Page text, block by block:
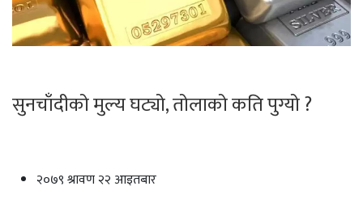
सुनचाँदीको मुल्य घट्यो, तोलाको कति पुग्यो ?
२०७९ श्रावण २२ आइतबार